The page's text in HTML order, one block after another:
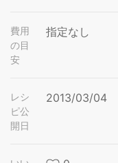
費用
の目
安
指定なし
レシ
ピ公
開日
2013/03/04